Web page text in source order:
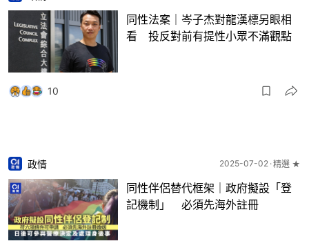
同性法案｜岑子杰對龍漢標另眼相
看 投反對前有提性小眾不滿觀點
10
政情 2025-07-02 精選 ★
同性伴侶替代框架｜政府擬設「登
記機制」 必須先海外註冊